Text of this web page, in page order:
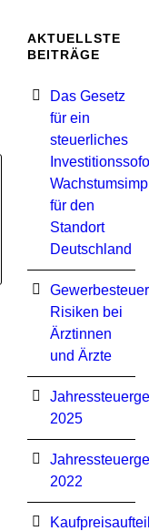
AKTUELLSTE
BEITRÄGE
Das Gesetz
für ein
steuerliches
für den
Standort
Deutschland
Risiken bei
Ärztinnen
und Ärzte
2025
2022